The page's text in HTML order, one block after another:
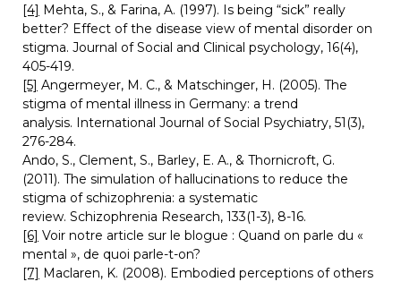
[4] Mehta, S., & Farina, A. (1997). Is being “sick” really
better? Effect of the disease view of mental disorder on
stigma. Journal of Social and Clinical psychology, 16(4),
405-419.
[5] Angermeyer, M. C., & Matschinger, H. (2005). The
stigma of mental illness in Germany: a trend
analysis. International Journal of Social Psychiatry, 51(3),
276-284.
Ando, S., Clement, S., Barley, E. A., & Thornicroft, G.
(2011). The simulation of hallucinations to reduce the
stigma of schizophrenia: a systematic
review. Schizophrenia Research, 133(1-3), 8-16.
[6] Voir notre article sur le blogue : Quand on parle du «
mental », de quoi parle-t-on?
[7] Maclaren, K. (2008). Embodied perceptions of others